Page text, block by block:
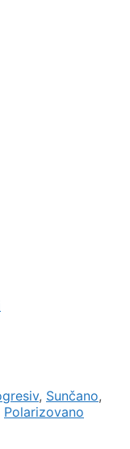
, Sunčano,
Polarizovano